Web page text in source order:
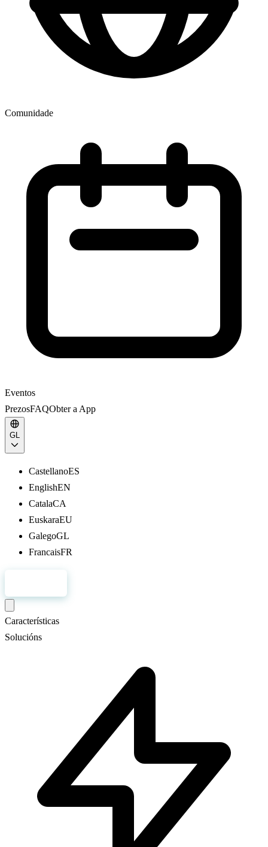
Comunidade
Eventos
PrezosFAQObter a App
GL
CastellanoES
EnglishEN
CatalaCA
EuskaraEU
GalegoGL
FrancaisFR
Características
Solucións